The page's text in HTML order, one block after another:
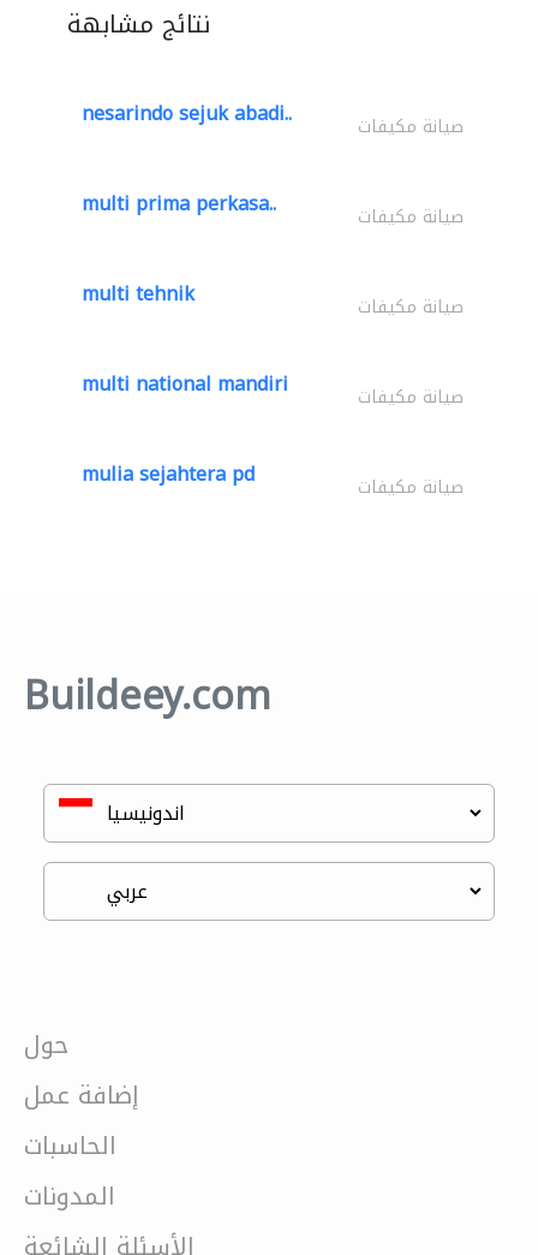
نتائج مشابهة
nesarindo sejuk abadi.. صيانة مكيفات
multi prima perkasa.. صيانة مكيفات
multi tehnik صيانة مكيفات
multi national mandiri صيانة مكيفات
mulia sejahtera pd صيانة مكيفات
Buildeey.com
حول
إضافة عمل
الحاسبات
المدونات